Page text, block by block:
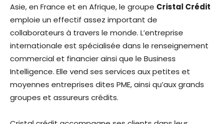
Asie, en France et en Afrique, le groupe Cristal Crédit
emploie un effectif assez important de
collaborateurs à travers le monde. L’entreprise
internationale est spécialisée dans le renseignement
commercial et financier ainsi que le Business
Intelligence. Elle vend ses services aux petites et
moyennes entreprises dites PME, ainsi qu’aux grands
groupes et assureurs crédits.